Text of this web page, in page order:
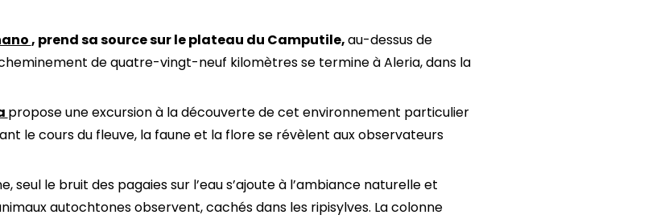
, prend sa source sur le plateau du Camputile,au-dessus de
de quatre-vingt-neuf kilomètres se termine à Aleria, dans la
propose une excursion à la découverte de cet environnement particulier
le cours du fleuve, la faune et la flore se révèlent aux observateurs
seul le bruit des pagaies sur l’eau s’ajoute à l’ambiance naturelle et
autochtones observent, cachés dans les ripisylves. La colonne